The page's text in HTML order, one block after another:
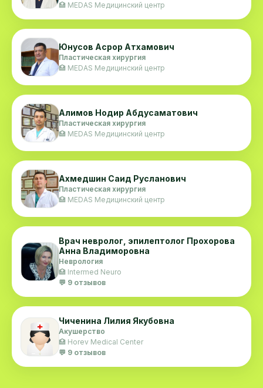
🏥 MEDAS Медицинский центр
Юнусов Асрор Атхамович
Пластическая хирургия
🏥 MEDAS Медицинский центр
Алимов Нодир Абдусаматович
Пластическая хирургия
🏥 MEDAS Медицинский центр
Ахмедшин Саид Русланович
Пластическая хирургия
🏥 MEDAS Медицинский центр
Врач невролог, эпилептолог Прохорова
Анна Владиморовна
Неврология
🏥 Intermed Neuro
💬 9 отзывов
Чиченина Лилия Якубовна
Акушерство
🏥 Horev Medical Center
💬 9 отзывов